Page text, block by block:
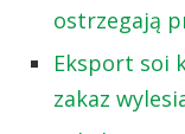
ostrzegają
Eksport soi
zakaz